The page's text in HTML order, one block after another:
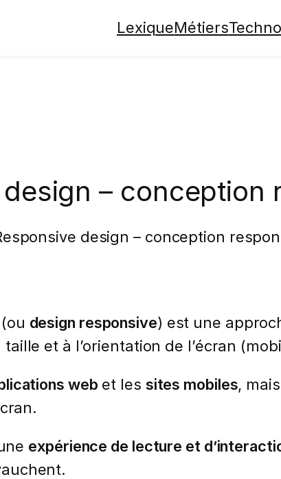
LexiqueMétiers
– conception
design – conception
(ou design responsive) est une
et à l’orientation de l’écran
web et les sites mobiles,
expérience de lecture et